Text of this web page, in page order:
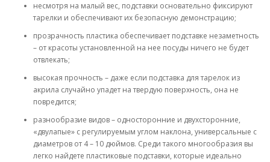
несмотря на малый вес, подставки основательно фиксируют
тарелки и обеспечивают их безопасную демонстрацию;
прозрачность пластика обеспечивает подставке незаметность
– от красоты установленной на нее посуды ничего не будет
отвлекать;
высокая прочность – даже если подставка для тарелок из
акрила случайно упадет на твердую поверхность, она не
повредится;
разнообразие видов – односторонние и двухсторонние,
«двулапые» с регулируемым углом наклона, универсальные с
диаметров от 4 – 10 дюймов. Среди такого многообразия вы
легко найдете пластиковые подставки, которые идеально